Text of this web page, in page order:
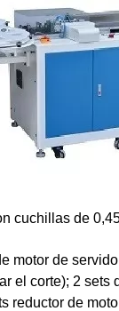
cuchillas de
motor de
el corte); 2 sets
reductor de